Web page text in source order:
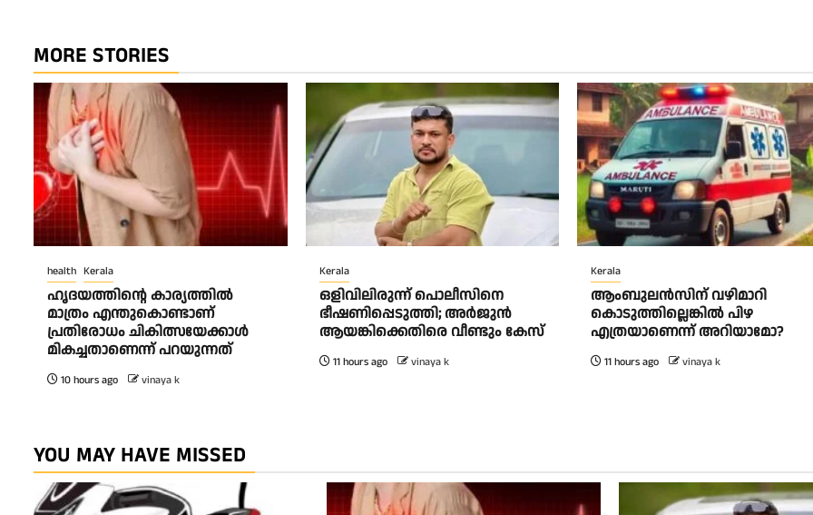
MORE STORIES
health Kerala
ഹൃദയത്തിന്റെ കാര്യത്തിൽ
മാത്രം എന്തുകൊണ്ടാണ്
പ്രതിരോധം ചികിത്സയേക്കാൾ
മികച്ചതാണെന്ന് പറയുന്നത്
10 hours ago vinaya k
Kerala
ഒളിവിലിരുന്ന് പൊലീസിനെ
ഭീഷണിപ്പെടുത്തി; അർജുൻ
ആയങ്കിക്കെതിരെ വീണ്ടും കേസ്
11 hours ago vinaya k
Kerala
ആംബുലന്‍സിന് വഴിമാറി
കൊടുത്തില്ലെങ്കില്‍ പിഴ
എത്രയാണെന്ന് അറിയാമോ?
11 hours ago vinaya k
YOU MAY HAVE MISSED